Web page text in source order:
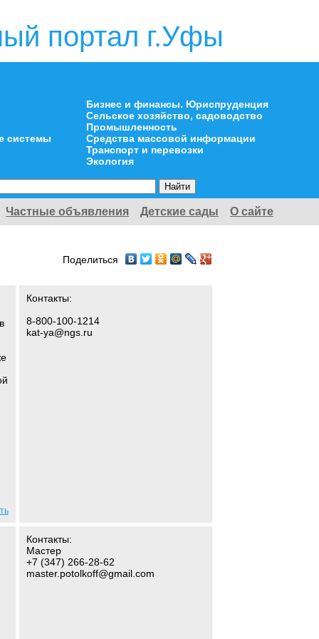
портал г.Уфы
системы
Бизнес и финансы. Юриспруденция
Сельское хозяйство, садоводство
Промышленность
Средства массовой информации
Транспорт и перевозки
Экология
Частные объявления Детские сады О сайте
Поделиться
Контакты:
8-800-100-1214
kat-ya@ngs.ru
Контакты:
Мастер
+7 (347) 266-28-62
master.potolkoff@gmail.com